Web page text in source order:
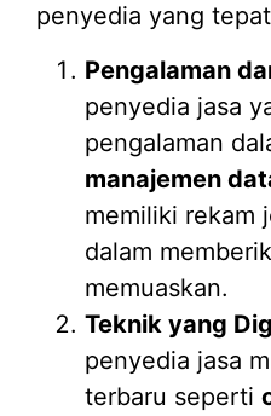
penyedia yang
Pengalaman
penyedia jasa
pengalaman
manajemen
memiliki rekam
dalam
memuaskan.
Teknik yang
penyedia jasa
terbaru seperti